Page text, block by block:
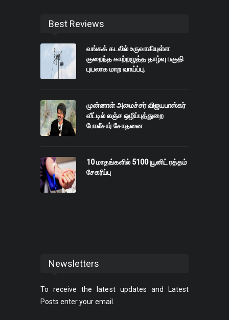
Best Reviews
வங்கக் கடலில் உருவாகியுள்ள
குறைந்த காற்றழுத்த தாழ்வு பகுதி
புயலாக மாற வாய்ப்பு.
முன்னாள் அமைச்சர் விஜயபாஸ்கர்
வீட்டில் லஞ்ச ஒழிப்புத்துறை
போலீசார் சோதனை
10 மாதங்களில் 5100 யூனிட் ரத்தம்
சேகரிப்பு
Newsletters
To receive the latest updates and Latest
Posts enter your email.